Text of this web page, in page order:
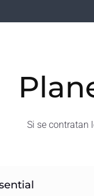
Si se contratan